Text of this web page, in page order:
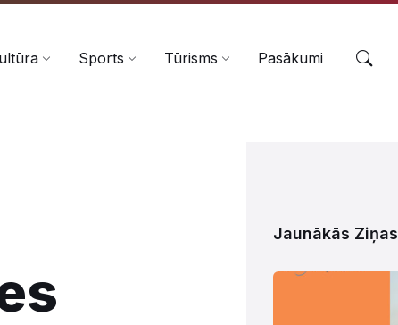
Sports Tūrisms Pasākumi
Jaunākās Ziņas